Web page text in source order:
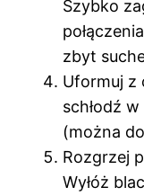
Szybko
zbyt
Uformuj z
schłodź
(można
Rozgrzej
Wyłóż